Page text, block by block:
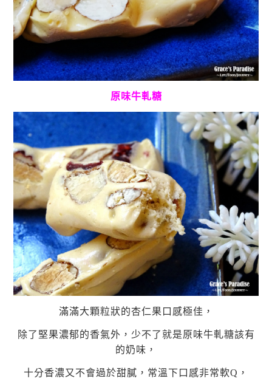
原味牛軋糖
滿滿大顆粒狀的杏仁果口感極佳，
除了堅果濃郁的香氣外，少不了就是原味牛軋糖該有
的奶味，
十分香濃又不會過於甜膩，常溫下口感非常軟Q，